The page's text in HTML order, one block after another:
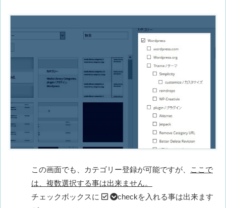
この画面でも、カテゴリー登録が可能ですが、
ここで
は、複数選択する事は出来ません。
チェックボックスに
checkを入れる事は出来ます